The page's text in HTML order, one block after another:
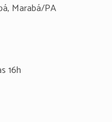
Marabá/PA
16h